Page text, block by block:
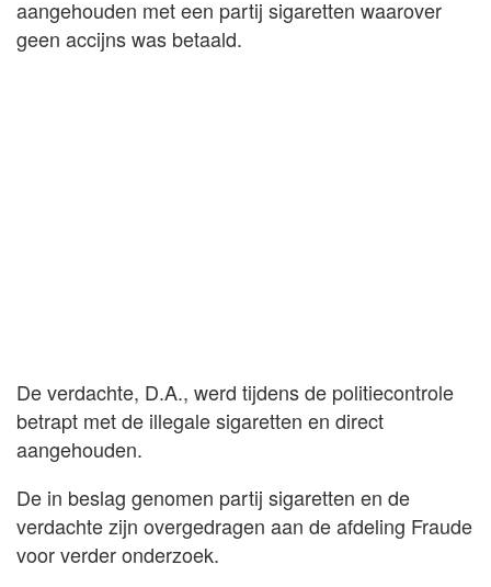
aangehouden met een partij sigaretten waarover
geen accijns was betaald.
De verdachte, D.A., werd tijdens de politiecontrole
betrapt met de illegale sigaretten en direct
aangehouden.
De in beslag genomen partij sigaretten en de
verdachte zijn overgedragen aan de afdeling Fraude
voor verder onderzoek.